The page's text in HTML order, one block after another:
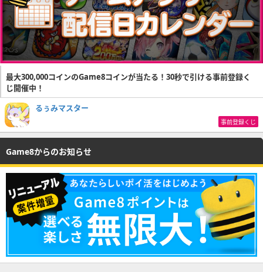
最大300,000コインのGame8コインが当たる！30秒で引ける事前登録く
じ開催中！
るぅみマスター
事前登録くじ
Game8からのお知らせ